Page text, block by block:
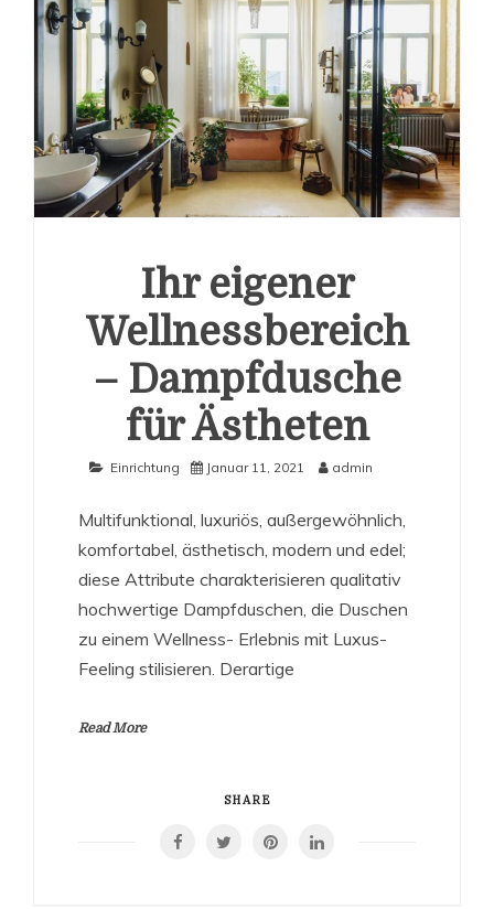
Ihr eigener
Wellnessbereich
– Dampfdusche
für Ästheten
Einrichtung Januar 11, 2021 admin
Multifunktional, luxuriös, außergewöhnlich,
komfortabel, ästhetisch, modern und edel;
diese Attribute charakterisieren qualitativ
hochwertige Dampfduschen, die Duschen
zu einem Wellness- Erlebnis mit Luxus-
Feeling stilisieren. Derartige
Read More
SHARE